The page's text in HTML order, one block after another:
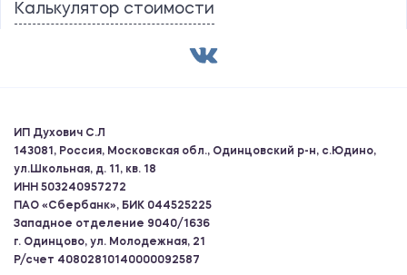
Калькулятор стоимости
ИП Духович С.Л
143081, Россия, Московская обл., Одинцовский р-н, с.Юдино,
ул.Школьная, д. 11, кв. 18
ИНН 503240957272
ПАО «Сбербанк», БИК 044525225
Западное отделение 9040/1636
г. Одинцово, ул. Молодежная, 21
Р/счет 40802810140000092587